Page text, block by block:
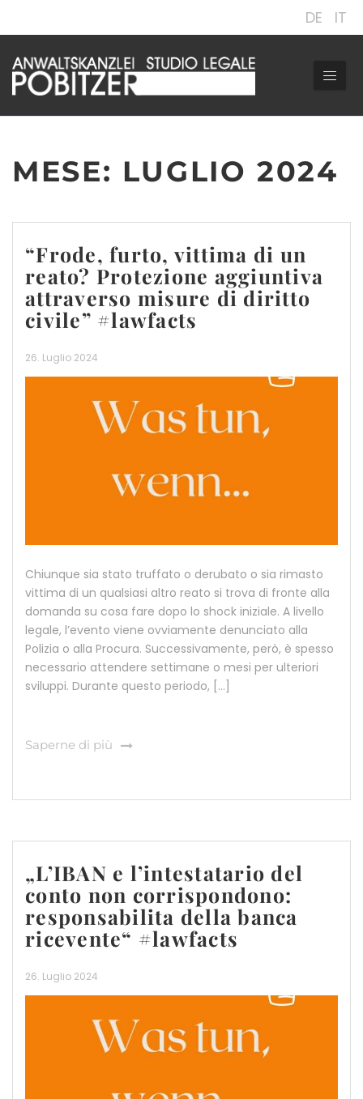
DE IT
MESE: LUGLIO 2024
“Frode, furto, vittima di un
reato? Protezione aggiuntiva
attraverso misure di diritto
civile” #lawfacts
26. Luglio 2024
Chiunque sia stato truffato o derubato o sia rimasto
vittima di un qualsiasi altro reato si trova di fronte alla
domanda su cosa fare dopo lo shock iniziale. A livello
legale, l’evento viene ovviamente denunciato alla
Polizia o alla Procura. Successivamente, però, è spesso
necessario attendere settimane o mesi per ulteriori
sviluppi. Durante questo periodo, […]
Saperne di più
„L’IBAN e l’intestatario del
conto non corrispondono:
responsabilita della banca
ricevente“ #lawfacts
26. Luglio 2024